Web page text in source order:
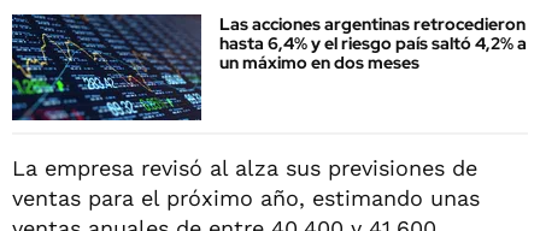
Las acciones argentinas retrocedieron
hasta 6,4% y el riesgo país saltó 4,2% a
un máximo en dos meses
La empresa revisó al alza sus previsiones de
ventas para el próximo año, estimando unas